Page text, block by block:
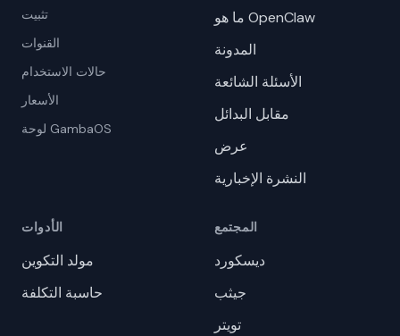
تثبيت
القنوات
حالات الاستخدام
الأسعار
لوحة GambaOS
ما هو OpenClaw
المدونة
الأسئلة الشائعة
مقابل البدائل
عرض
النشرة الإخبارية
الأدوات
مولد التكوين
حاسبة التكلفة
المجتمع
ديسكورد
جيثب
تويتر